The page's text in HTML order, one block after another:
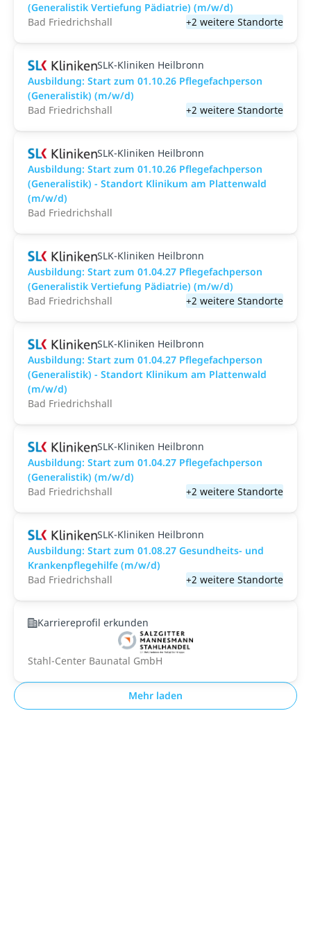
(Generalistik Vertiefung Pädiatrie) (m/w/d)
Bad Friedrichshall
+2 weitere Standorte
SLK-Kliniken Heilbronn
Ausbildung: Start zum 01.10.26 Pflegefachperson
(Generalistik) (m/w/d)
Bad Friedrichshall
+2 weitere Standorte
SLK-Kliniken Heilbronn
Ausbildung: Start zum 01.10.26 Pflegefachperson
(Generalistik) - Standort Klinikum am Plattenwald
(m/w/d)
Bad Friedrichshall
SLK-Kliniken Heilbronn
Ausbildung: Start zum 01.04.27 Pflegefachperson
(Generalistik Vertiefung Pädiatrie) (m/w/d)
Bad Friedrichshall
+2 weitere Standorte
SLK-Kliniken Heilbronn
Ausbildung: Start zum 01.04.27 Pflegefachperson
(Generalistik) - Standort Klinikum am Plattenwald
(m/w/d)
Bad Friedrichshall
SLK-Kliniken Heilbronn
Ausbildung: Start zum 01.04.27 Pflegefachperson
(Generalistik) (m/w/d)
Bad Friedrichshall
+2 weitere Standorte
SLK-Kliniken Heilbronn
Ausbildung: Start zum 01.08.27 Gesundheits- und
Krankenpflegehilfe (m/w/d)
Bad Friedrichshall
+2 weitere Standorte
Karriereprofil erkunden
Stahl-Center Baunatal GmbH
Mehr laden